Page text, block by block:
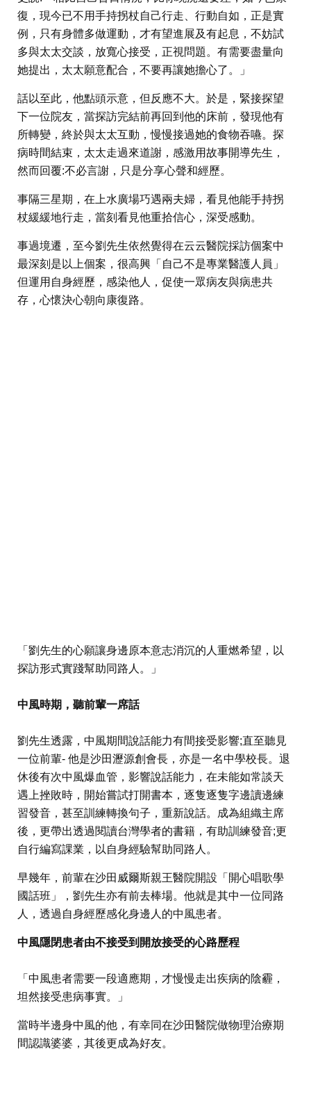
復，現今已不用手持拐杖自己行走、行動自如，正是實
例，只有身體多做運動，才有望進展及有起息，不妨試
多與太太交談，放寬心接受，正視問題。有需要盡量向
她提出，太太願意配合，不要再讓她擔心了。」
話以至此，他點頭示意，但反應不大。於是，緊接探望
下一位院友，當探訪完結前再回到他的床前，發現他有
所轉變，終於與太太互動，慢慢接過她的食物吞嚥。探
病時間結束，太太走過來道謝，感激用故事開導先生，
然而回覆:不必言謝，只是分享心聲和經歷。
事隔三星期，在上水廣場巧遇兩夫婦，看見他能手持拐
杖緩緩地行走，當刻看見他重拾信心，深受感動。
事過境遷，至今劉先生依然覺得在云云醫院採訪個案中
最深刻是以上個案，很高興「自己不是專業醫護人員」
但運用自身經歷，感染他人，促使一眾病友與病患共
存，心懷決心朝向康復路。
「劉先生的心願讓身邊原本意志消沉的人重燃希望，以
探訪形式實踐幫助同路人。」
中風時期，聽前輩一席話
劉先生透露，中風期間說話能力有間接受影響;直至聽見
一位前輩- 他是沙田瀝源創會長，亦是一名中學校長。退
休後有次中風爆血管，影響說話能力，在未能如常談天
遇上挫敗時，開始嘗試打開書本，逐隻逐隻字邊讀邊練
習發音，甚至訓練轉換句子，重新說話。成為組織主席
後，更帶出透過閱讀台灣學者的書籍，有助訓練發音;更
自行編寫課業，以自身經驗幫助同路人。
早幾年，前輩在沙田威爾斯親王醫院開設「開心唱歌學
國話班」，劉先生亦有前去棒場。他就是其中一位同路
人，透過自身經歷感化身邊人的中風患者。
中風隱閉患者由不接受到開放接受的心路歷程
「中風患者需要一段適應期，才慢慢走出疾病的陰霾，
坦然接受患病事實。」
當時半邊身中風的他，有幸同在沙田醫院做物理治療期
間認識婆婆，其後更成為好友。